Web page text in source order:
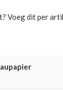
Voeg dit per